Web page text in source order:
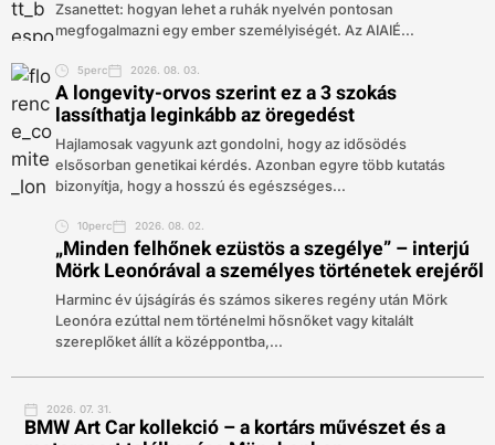
Zsanettet: hogyan lehet a ruhák nyelvén pontosan
megfogalmazni egy ember személyiségét. Az AIAIÉ...
5perc 2026. 08. 03.
A longevity-orvos szerint ez a 3 szokás
lassíthatja leginkább az öregedést
Hajlamosak vagyunk azt gondolni, hogy az idősödés
elsősorban genetikai kérdés. Azonban egyre több kutatás
bizonyítja, hogy a hosszú és egészséges...
10perc 2026. 08. 02.
„Minden felhőnek ezüstös a szegélye” – interjú
Mörk Leonórával a személyes történetek erejéről
Harminc év újságírás és számos sikeres regény után Mörk
Leonóra ezúttal nem történelmi hősnőket vagy kitalált
szereplőket állít a középpontba,...
2026. 07. 31.
BMW Art Car kollekció – a kortárs művészet és a